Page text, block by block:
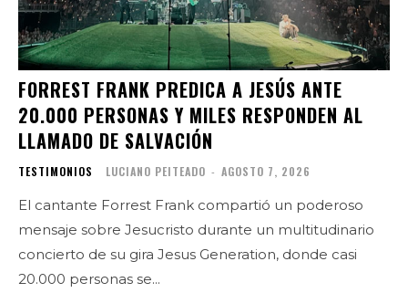
FORREST FRANK PREDICA A JESÚS ANTE
20.000 PERSONAS Y MILES RESPONDEN AL
LLAMADO DE SALVACIÓN
TESTIMONIOS LUCIANO PEITEADO - AGOSTO 7, 2026
El cantante Forrest Frank compartió un poderoso
mensaje sobre Jesucristo durante un multitudinario
concierto de su gira Jesus Generation, donde casi
20.000 personas se...